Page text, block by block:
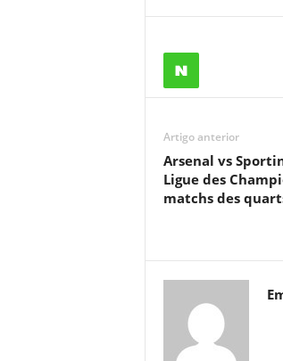
Artigo anterior
Arsenal vs
Ligue des
matchs des